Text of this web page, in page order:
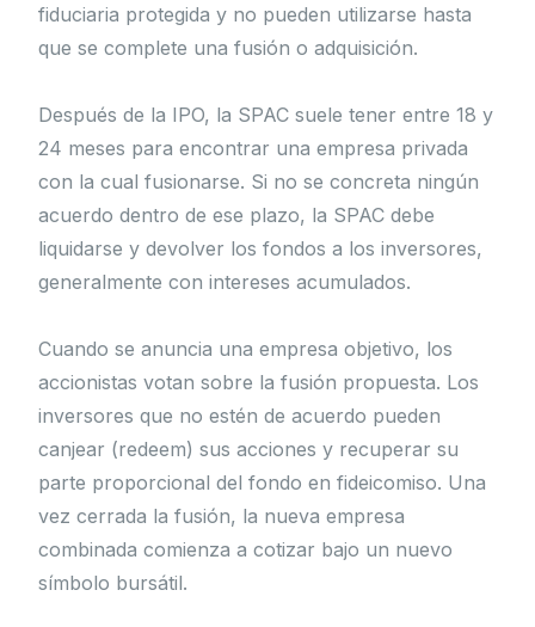
fiduciaria protegida y no pueden utilizarse hasta
que se complete una fusión o adquisición.
Después de la IPO, la SPAC suele tener entre 18 y
24 meses para encontrar una empresa privada
con la cual fusionarse. Si no se concreta ningún
acuerdo dentro de ese plazo, la SPAC debe
liquidarse y devolver los fondos a los inversores,
generalmente con intereses acumulados.
Cuando se anuncia una empresa objetivo, los
accionistas votan sobre la fusión propuesta. Los
inversores que no estén de acuerdo pueden
canjear (redeem) sus acciones y recuperar su
parte proporcional del fondo en fideicomiso. Una
vez cerrada la fusión, la nueva empresa
combinada comienza a cotizar bajo un nuevo
símbolo bursátil.